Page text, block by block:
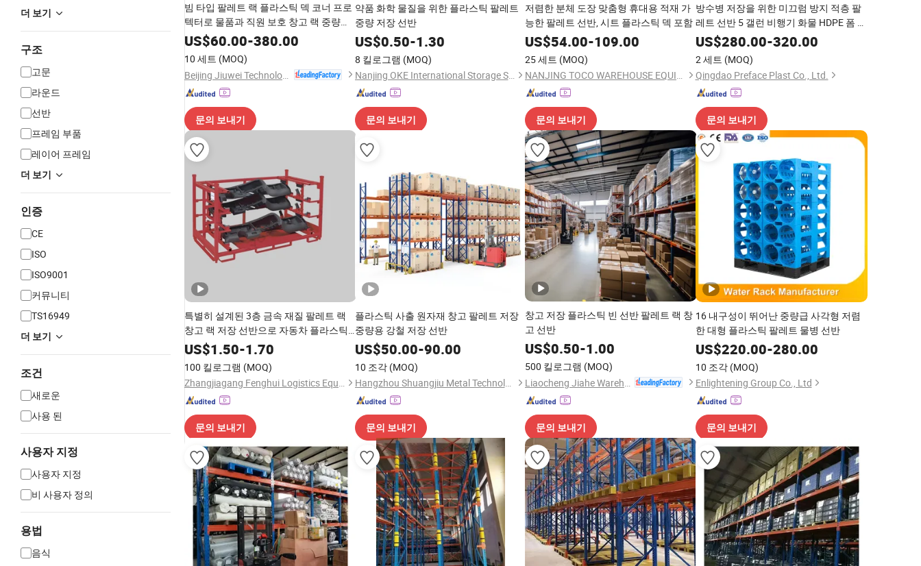
더 보기
구조
고문
라운드
선반
프레임 부품
레이어 프레임
더 보기
인증
CE
ISO
ISO9001
커뮤니티
TS16949
더 보기
조건
새로운
사용 된
사용자 지정
사용자 지정
비 사용자 정의
용법
음식
빔 타입 팔레트 랙 플라스틱 덱 코너 프로
텍터로 물품과 직원 보호 창고 랙 중량물
저장 랙 강철 랙
US$60.00-380.00
10 세트 (MOQ)
문의 보내기
약품 화학 물질을 위한 플라스틱 팔레트
중량 저장 선반
US$0.50-1.30
8 킬로그램 (MOQ)
Nanjing OKE International Storage Systems Co., Ltd.
문의 보내기
저렴한 분체 도장 맞춤형 휴대용 적재 가
능한 팔레트 선반, 시트 플라스틱 덱 포함
US$54.00-109.00
25 세트 (MOQ)
NANJING TOCO WAREHOUSE EQUIPMENT CO., LTD.
문의 보내기
방수병 저장을 위한 미끄럼 방지 적층 팔
레트 선반 5 갤런 비행기 화물 HDPE 폼 팔
레트
US$280.00-320.00
2 세트 (MOQ)
Qingdao Preface Plast Co., Ltd.
문의 보내기
특별히 설계된 3층 금속 재질 팔레트 랙
창고 랙 저장 선반으로 자동차 플라스틱
부품의 저장 및 운송을 위한 것입니다
US$1.50-1.70
100 킬로그램 (MOQ)
Zhangjiagang Fenghui Logistics Equipment Co., Ltd.
문의 보내기
플라스틱 사출 원자재 창고 팔레트 저장
중량용 강철 저장 선반
US$50.00-90.00
10 조각 (MOQ)
Hangzhou Shuangjiu Metal Technology Co., Ltd
문의 보내기
창고 저장 플라스틱 빈 선반 팔레트 랙 창
고 선반
US$0.50-1.00
500 킬로그램 (MOQ)
문의 보내기
16 내구성이 뛰어난 중량급 사각형 저렴
한 대형 플라스틱 팔레트 물병 선반
US$220.00-280.00
10 조각 (MOQ)
Enlightening Group Co., Ltd
문의 보내기